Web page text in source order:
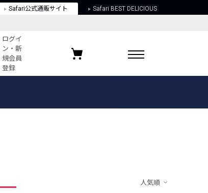
Safari公式通販サイト Safari BEST DELICIOUS
ログイ
ン・新
規会員
登録
お気に入りブランド
人気順